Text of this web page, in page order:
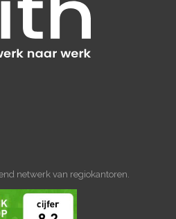
netwerk van regiokantoren.